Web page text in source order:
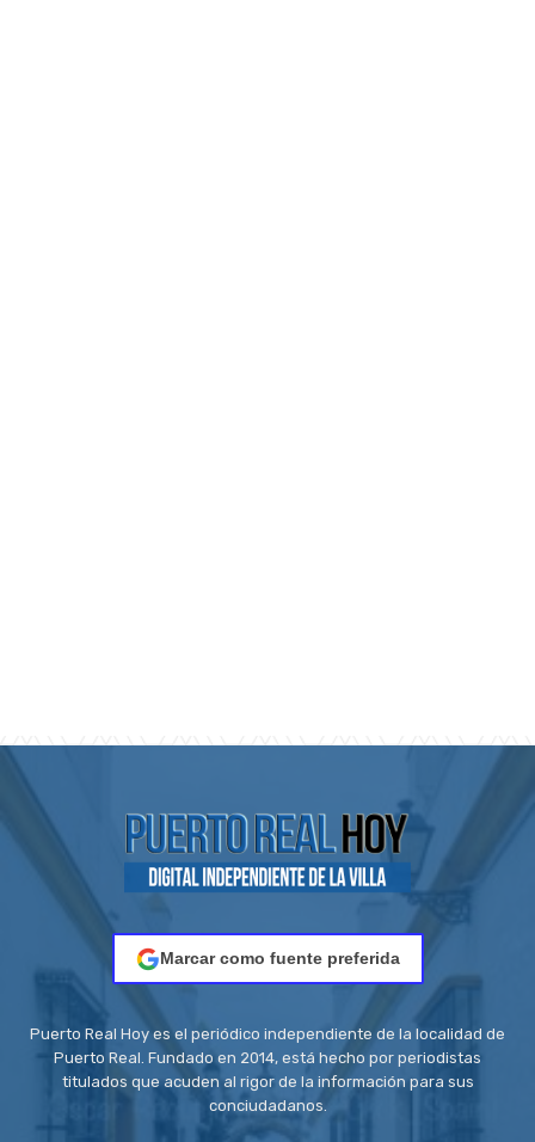
Marcar como fuente preferida
Puerto Real Hoy es el periódico independiente de la localidad de
Puerto Real. Fundado en 2014, está hecho por periodistas
titulados que acuden al rigor de la información para sus
conciudadanos.